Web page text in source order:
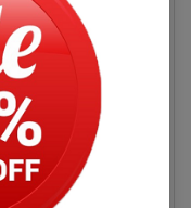
pin có uy tín và